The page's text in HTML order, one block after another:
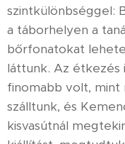
szintkülönbséggel:
a táborhelyen a
bőrfonatokat
láttunk. Az étkezés
finomabb volt, mint
szálltunk, és
kisvasútnál